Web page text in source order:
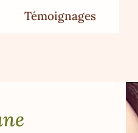
Témoignages